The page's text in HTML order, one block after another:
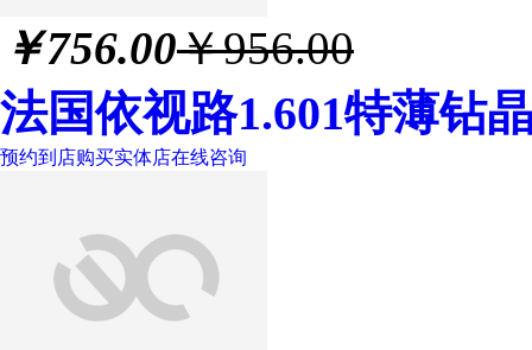
￥756.00￥956.00
法国依视路1.601特薄钻
预约到店购买实体店在线咨询